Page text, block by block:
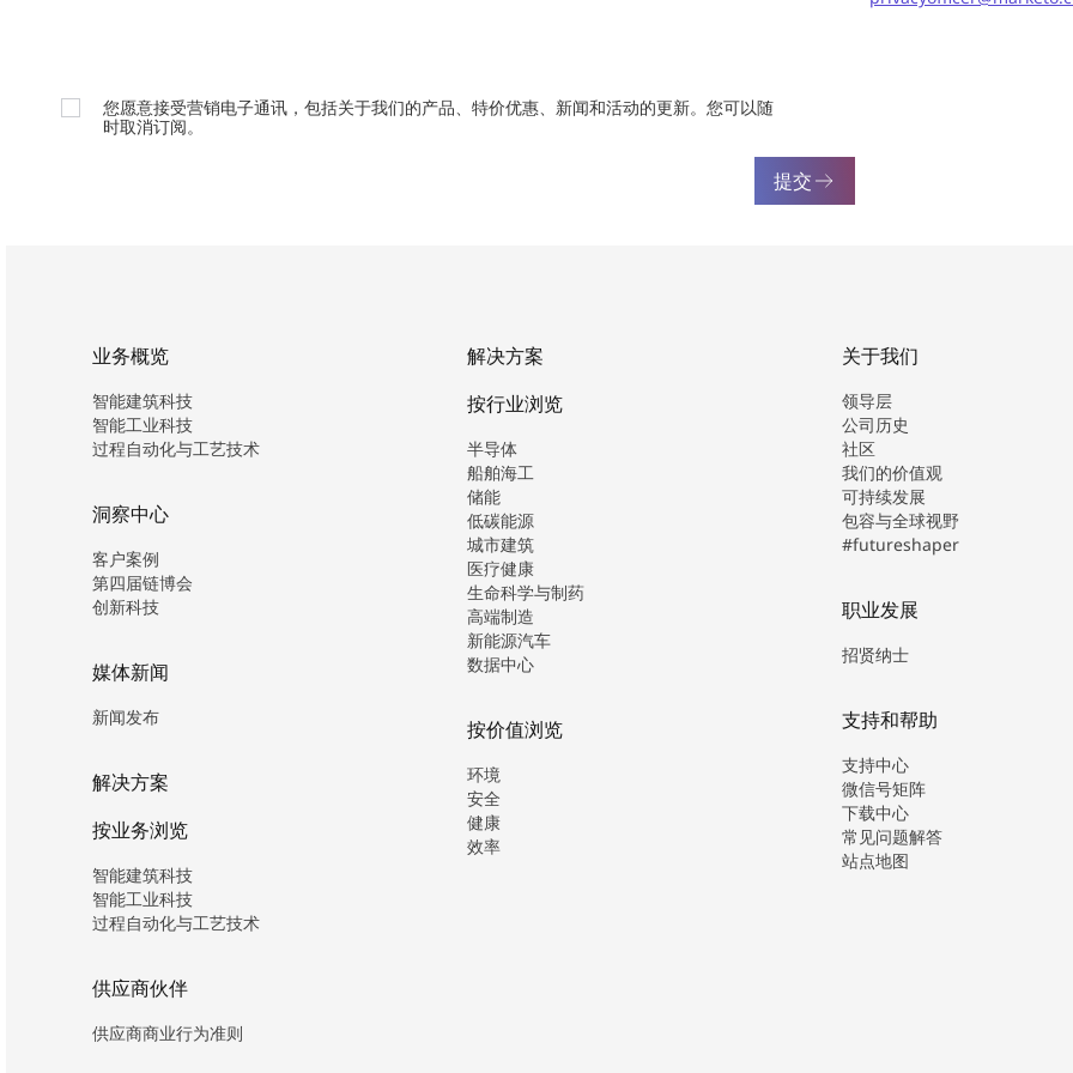
您愿意接受营销电子通讯，包括关于我们的产品、特价优惠、新闻和活动的更新。您可以随
时取消订阅。
提交
业务概览
智能建筑科技
智能工业科技
过程自动化与工艺技术
洞察中心
客户案例
第四届链博会
创新科技
媒体新闻
新闻发布
解决方案
按业务浏览
智能建筑科技
智能工业科技
过程自动化与工艺技术
供应商伙伴
供应商商业行为准则
解决方案
按行业浏览
半导体
船舶海工
储能
低碳能源
城市建筑
医疗健康
生命科学与制药
高端制造
新能源汽车
数据中心
按价值浏览
环境
安全
健康
效率
关于我们
领导层
公司历史
社区
我们的价值观
可持续发展
包容与全球视野
#futureshaper
职业发展
招贤纳士
支持和帮助
支持中心
微信号矩阵
下载中心
常见问题解答
站点地图